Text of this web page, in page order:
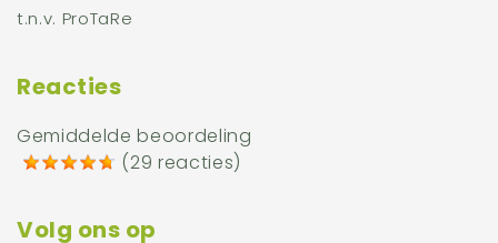
t.n.v. ProTaRe
Reacties
Gemiddelde beoordeling
(29 reacties)
Volg ons op